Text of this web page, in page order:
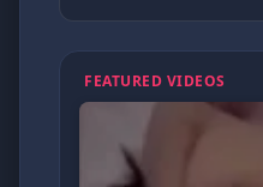
FEATURED VIDEOS